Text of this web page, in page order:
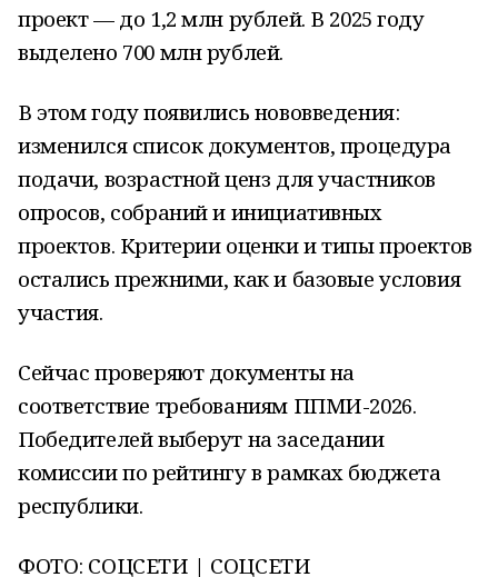
проект — до 1,2 млн рублей. В 2025 году
выделено 700 млн рублей.
В этом году появились нововведения:
изменился список документов, процедура
подачи, возрастной ценз для участников
опросов, собраний и инициативных
проектов. Критерии оценки и типы проектов
остались прежними, как и базовые условия
участия.
Сейчас проверяют документы на
соответствие требованиям ППМИ-2026.
Победителей выберут на заседании
комиссии по рейтингу в рамках бюджета
республики.
ФОТО: СОЦСЕТИ | СОЦСЕТИ